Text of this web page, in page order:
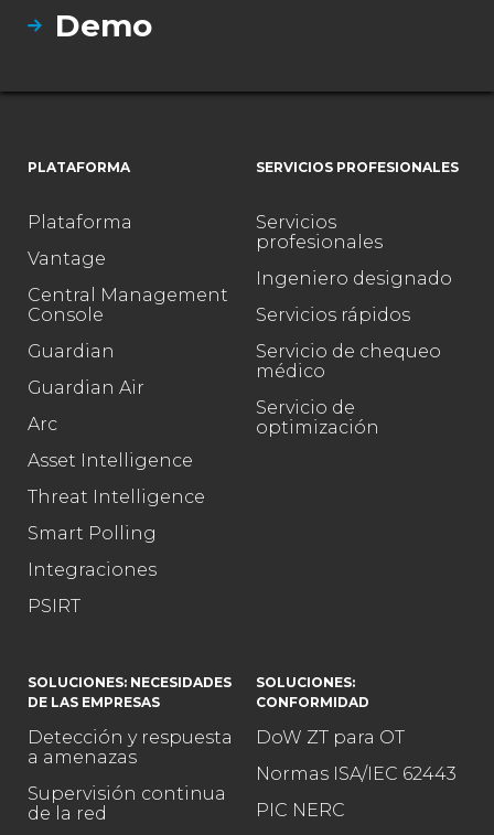
Demo
PLATAFORMA
Plataforma
Vantage
Central Management
Console
Guardian
Guardian Air
Arc
Asset Intelligence
Threat Intelligence
Smart Polling
Integraciones
PSIRT
SERVICIOS PROFESIONALES
Servicios
profesionales
Ingeniero designado
Servicios rápidos
Servicio de chequeo
médico
Servicio de
optimización
SOLUCIONES: NECESIDADES
DE LAS EMPRESAS
Detección y respuesta
a amenazas
Supervisión continua
de la red
SOLUCIONES:
CONFORMIDAD
DoW ZT para OT
Normas ISA/IEC 62443
PIC NERC